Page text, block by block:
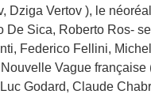
Dziga Vertov ), le
De Sica, Roberto Ros-
Federico Fellini,
Vague française
Godard, Claude